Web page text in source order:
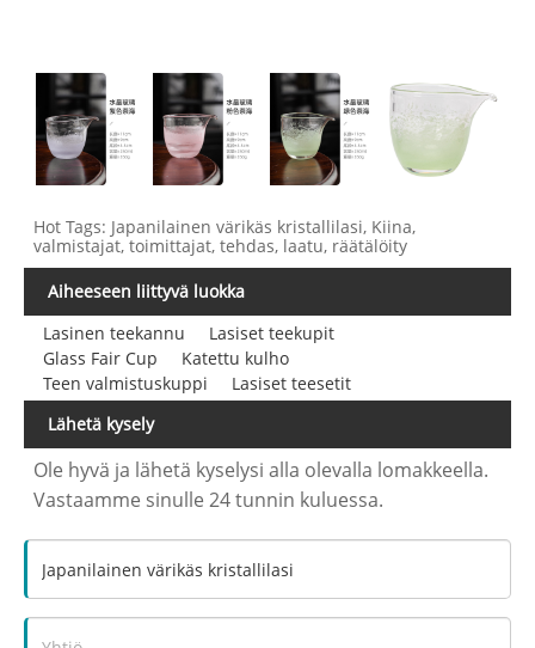
Hot Tags: Japanilainen värikäs kristallilasi, Kiina,
valmistajat, toimittajat, tehdas, laatu, räätälöity
Aiheeseen liittyvä luokka
Lasinen teekannu
Lasiset teekupit
Glass Fair Cup
Katettu kulho
Teen valmistuskuppi
Lasiset teesetit
Lähetä kysely
Ole hyvä ja lähetä kyselysi alla olevalla lomakkeella.
Vastaamme sinulle 24 tunnin kuluessa.